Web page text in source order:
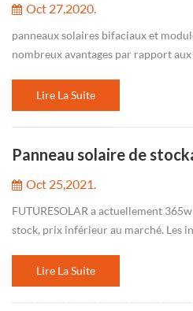
Oct 27,2020.
panneaux solaires bifaciaux et
nombreux avantages par rapport
côtés d'un module bi...
Lire La Suite
Panneau solaire de
Oct 25,2021.
FUTURESOLAR a actuellement
stock, prix inférieur au marché. Les
6200 pièces c...
Lire La Suite